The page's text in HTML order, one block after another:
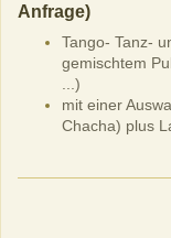
Anfrage)
Tango- Tanz-
gemischtem
...)
mit einer
Chacha) plus